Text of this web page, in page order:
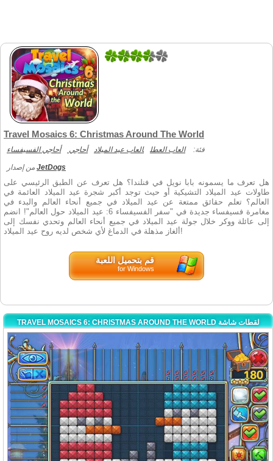
5
Travel Mosaics 6: Christmas Around The World
فئة: العاب العطل العاب عيد الميلاد أحاجي أحاجي الفسيفساء
JetDogs
هل تعرف ما يسمونه بابا نويل في فنلندا؟ هل تعرف عن الطبق الرئيسي على
طاولات عيد الميلاد التشيكية أو حيث توجد أكبر شجرة عيد الميلاد العائمة في
العالم؟ تعلم حقائق ممتعة عن عيد الميلاد في جميع أنحاء العالم والبدء في
مغامرة فسيفساء جديدة في "سفر الفسيفساء 6: عيد الميلاد حول العالم"! انضم
إلى عائلة ووكر خلال جولة عيد الميلاد في جميع أنحاء العالم وتحدي نفسك إلى
ألغاز مذهلة في الدماغ لأي شخص لديه روح عيد الميلاد!
قم بتحميل اللعبة
for Windows
TRAVEL MOSAICS 6: CHRISTMAS AROUND THE WORLD لقطات شاشة